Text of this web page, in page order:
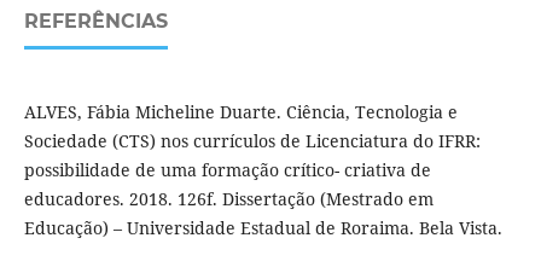
REFERÊNCIAS
ALVES, Fábia Micheline Duarte. Ciência, Tecnologia e
Sociedade (CTS) nos currículos de Licenciatura do IFRR:
possibilidade de uma formação crítico- criativa de
educadores. 2018. 126f. Dissertação (Mestrado em
Educação) – Universidade Estadual de Roraima. Bela Vista.